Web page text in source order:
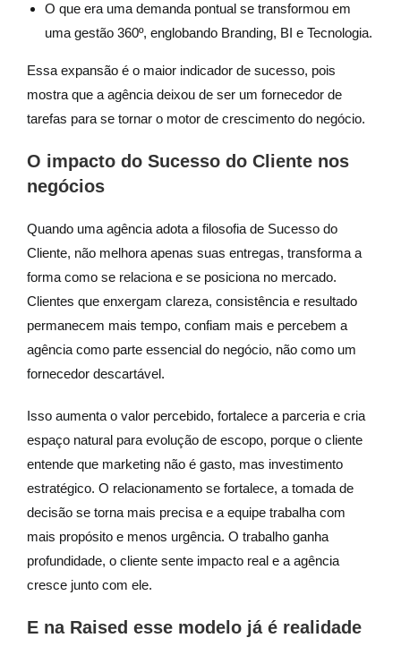
O que era uma demanda pontual se transformou em
uma gestão 360º, englobando Branding, BI e Tecnologia.
Essa expansão é o maior indicador de sucesso, pois
mostra que a agência deixou de ser um fornecedor de
tarefas para se tornar o motor de crescimento do negócio.
O impacto do Sucesso do Cliente nos
negócios
Quando uma agência adota a filosofia de Sucesso do
Cliente, não melhora apenas suas entregas, transforma a
forma como se relaciona e se posiciona no mercado.
Clientes que enxergam clareza, consistência e resultado
permanecem mais tempo, confiam mais e percebem a
agência como parte essencial do negócio, não como um
fornecedor descartável.
Isso aumenta o valor percebido, fortalece a parceria e cria
espaço natural para evolução de escopo, porque o cliente
entende que marketing não é gasto, mas investimento
estratégico. O relacionamento se fortalece, a tomada de
decisão se torna mais precisa e a equipe trabalha com
mais propósito e menos urgência. O trabalho ganha
profundidade, o cliente sente impacto real e a agência
cresce junto com ele.
E na Raised esse modelo já é realidade